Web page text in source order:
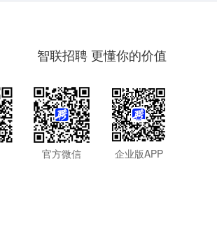
智联招聘 更懂你的价值
官方微信 企业版APP